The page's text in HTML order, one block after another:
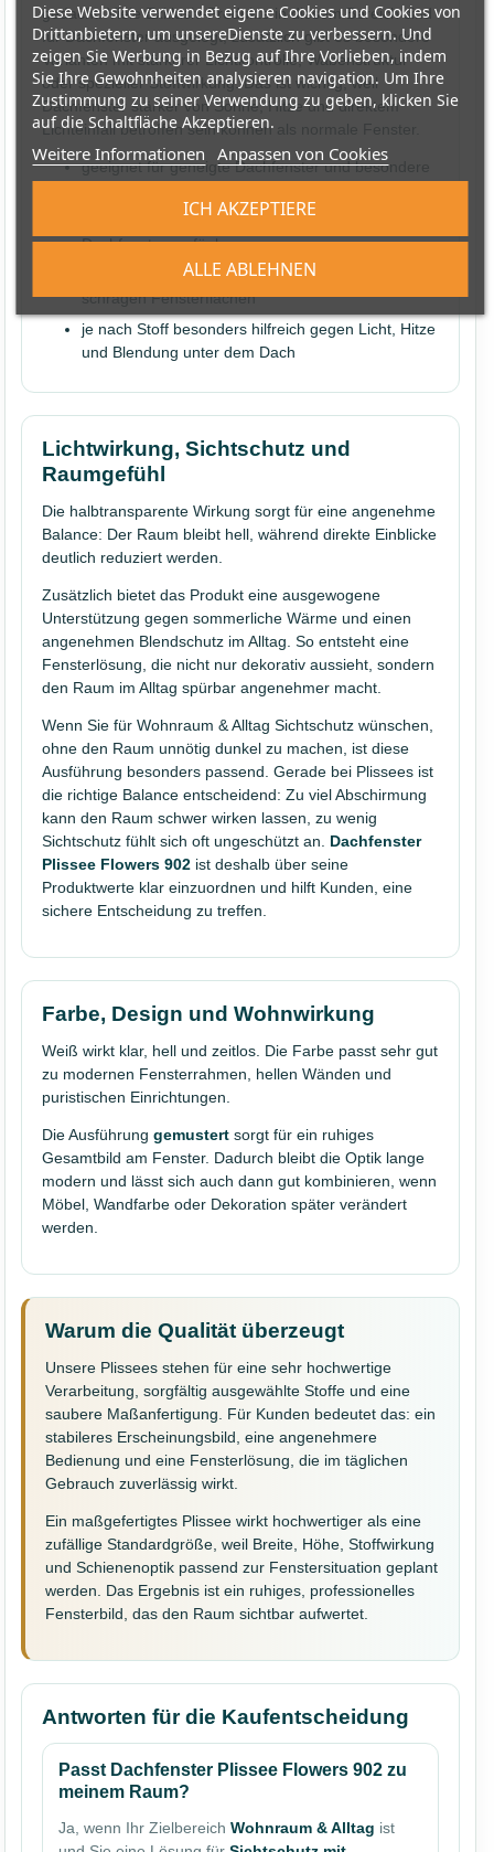
gedacht. Viele Exklusiv-Produkte in diesem Bereich sind
für Dachfenster ausgelegt; zusätzlich gibt es besondere
Varianten mit stärkerer Lichtkontrolle, Wabenstruktur
oder spezieller Stoffwirkung. Das ist wichtig, weil
Dachfenster stärker von Sonne, Hitze und direktem
Lichteinfall betroffen sein können als normale Fenster.
geeignet für geneigte Dachfenster und besondere
viele Exklusiv-Ausführungen speziell für
Dachfenster verfügbar
saubere Führung und bessere Nutzbarkeit bei
schrägen Fensterflächen
je nach Stoff besonders hilfreich gegen Licht, Hitze
und Blendung unter dem Dach
Lichtwirkung, Sichtschutz und
Raumgefühl
Die halbtransparente Wirkung sorgt für eine angenehme
Balance: Der Raum bleibt hell, während direkte Einblicke
deutlich reduziert werden.
Zusätzlich bietet das Produkt eine ausgewogene
Unterstützung gegen sommerliche Wärme und einen
angenehmen Blendschutz im Alltag. So entsteht eine
Fensterlösung, die nicht nur dekorativ aussieht, sondern
den Raum im Alltag spürbar angenehmer macht.
Wenn Sie für Wohnraum & Alltag Sichtschutz wünschen,
ohne den Raum unnötig dunkel zu machen, ist diese
Ausführung besonders passend. Gerade bei Plissees ist
die richtige Balance entscheidend: Zu viel Abschirmung
kann den Raum schwer wirken lassen, zu wenig
Sichtschutz fühlt sich oft ungeschützt an. Dachfenster
Plissee Flowers 902 ist deshalb über seine
Produktwerte klar einzuordnen und hilft Kunden, eine
sichere Entscheidung zu treffen.
Farbe, Design und Wohnwirkung
Weiß wirkt klar, hell und zeitlos. Die Farbe passt sehr gut
zu modernen Fensterrahmen, hellen Wänden und
puristischen Einrichtungen.
Die Ausführung gemustert sorgt für ein ruhiges
Gesamtbild am Fenster. Dadurch bleibt die Optik lange
modern und lässt sich auch dann gut kombinieren, wenn
Möbel, Wandfarbe oder Dekoration später verändert
werden.
Warum die Qualität überzeugt
Unsere Plissees stehen für eine sehr hochwertige
Verarbeitung, sorgfältig ausgewählte Stoffe und eine
saubere Maßanfertigung. Für Kunden bedeutet das: ein
stabileres Erscheinungsbild, eine angenehmere
Bedienung und eine Fensterlösung, die im täglichen
Gebrauch zuverlässig wirkt.
Ein maßgefertigtes Plissee wirkt hochwertiger als eine
zufällige Standardgröße, weil Breite, Höhe, Stoffwirkung
und Schienenoptik passend zur Fenstersituation geplant
werden. Das Ergebnis ist ein ruhiges, professionelles
Fensterbild, das den Raum sichtbar aufwertet.
Antworten für die Kaufentscheidung
Passt Dachfenster Plissee Flowers 902 zu
meinem Raum?
Ja, wenn Ihr Zielbereich Wohnraum & Alltag ist
Diese Website verwendet eigene Cookies und Cookies von
Drittanbietern, um unsereDienste zu verbessern. Und
zeigen Sie Werbung in Bezug auf Ihre Vorlieben, indem
Sie Ihre Gewohnheiten analysieren navigation. Um Ihre
Zustimmung zu seiner Verwendung zu geben, klicken Sie
auf die Schaltfläche Akzeptieren.
Weitere Informationen Anpassen von Cookies
ALLE ABLEHNEN
ICH AKZEPTIERE